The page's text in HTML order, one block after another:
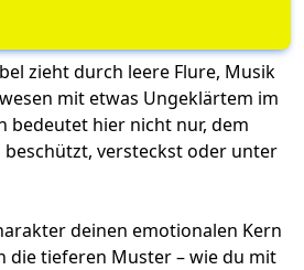
zieht durch leere Flure, Musik
mit etwas Ungeklärtem im
bedeutet hier nicht nur, dem
beschützt, versteckst oder unter
deinen emotionalen Kern
die tieferen Muster – wie du mit